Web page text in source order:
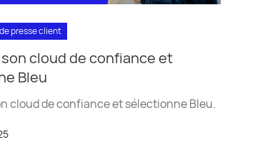
presse client
son cloud de confiance et
Bleu
cloud de confiance et sélectionne Bleu.